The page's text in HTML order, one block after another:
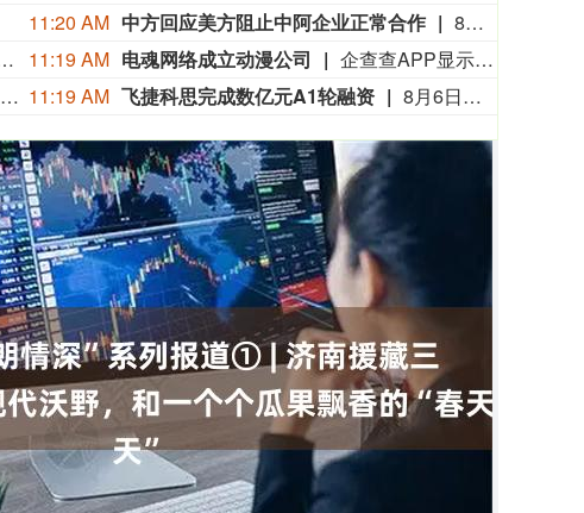
11:20 AM 中方回应美方阻止中阿企业正常合作
8月6日，中国驻阿根廷使馆发言人就美方肆意破坏中阿合作发表谈话。近期，美国驻阿根廷使馆蓄意煽炒“中国威胁论”，泛化国家安全概念，以吊销签证方式赤裸裸阻止阿方企业同中国华为公司开展正常合作。有关做法充分反映出美方的傲慢与偏见，是对他国主权的极大不尊重和对自由市场原则的严重破坏，中方坚决反对。美国一贯标榜民主自由价值观，却容不下一家外国民营企业在第三国的正常生存和发展，其虚伪本质暴露无遗。我们敦促美方端正对华认知，停止霸权行径和政治操弄。（中国驻阿根廷使馆）
11:19 AM 电魂网络成立动漫公司
企查查APP显示，近日，深圳漫魂幻新动漫有限公司成立，法定代表人为刘玉杰，经营范围包含：电子产品销售；皮革制品销售；玩具、动漫及游艺用品销售；动漫游戏开发；品牌管理；工业设计服务等。企查查股权穿透显示，该公司由电魂网络旗下上海漫魂幻新策划设计有限公司全资持股。
11:19 AM 飞捷科思完成数亿元A1轮融资 8月6日，物理智能企业飞捷科思智能科技（上海）有限公司宣布完成A1轮融资。本轮由老股东泰达科投与海松资本、复旦科创共同领投，毅达资本、优势资本、踊跃资本、汇融基金、财鑫资本、湘江国投作为新增投资方参与投资；云启资本、硅港资本、中赢创投、常垒创投等现有股东继续追加投资，融资金额数亿元。